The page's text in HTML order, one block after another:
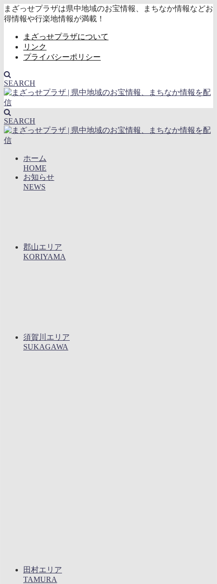
まざっせプラザは県中地域のお宝情報、まちなか情報などお
得情報や行楽地情報が満載！
まざっせプラザについて
リンク
プライバシーポリシー
SEARCH
SEARCH
ホーム
HOME
お知らせ
NEWS
郡山エリア
KORIYAMA
須賀川エリア
SUKAGAWA
田村エリア
TAMURA